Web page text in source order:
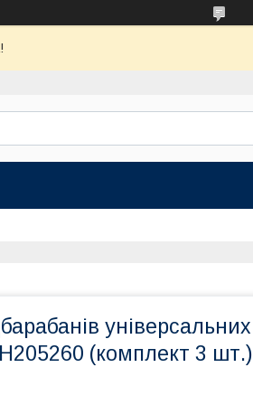
універсальних
(комплект 3 шт.)